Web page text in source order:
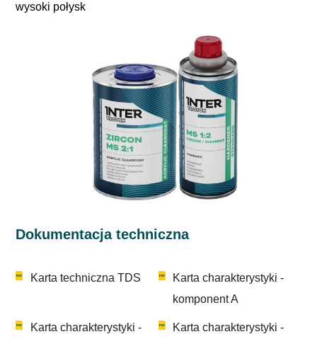
wysoki połysk
Dokumentacja techniczna
Karta techniczna TDS
Karta charakterystyki -
komponent A
Karta charakterystyki -
Karta charakterystyki -